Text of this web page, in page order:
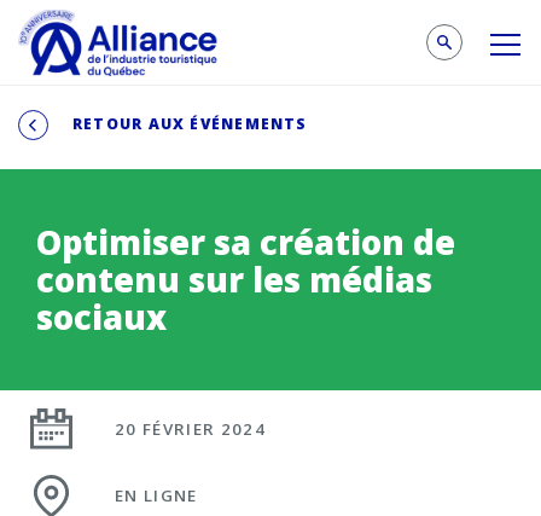
RETOUR AUX ÉVÉNEMENTS
Optimiser sa création de
contenu sur les médias
sociaux
20 FÉVRIER 2024
EN LIGNE